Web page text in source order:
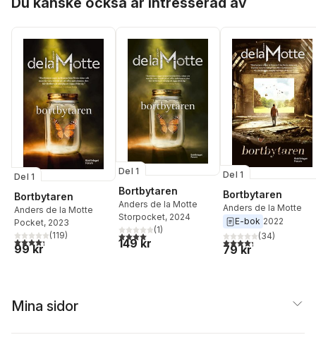
Del 1
Bortbytaren
Anders de la Motte
Pocket, 2023
4,3utav 5 stjärnor. Totalt antal röster:
(119)
99 kr
Del 1
Bortbytaren
Anders de la Motte
Storpocket, 2024
4,0utav 5 stjärnor. Totalt antal röster:
(1)
149 kr
Del 1
Bortbytaren
Anders de la Motte
E-bok 2022
4,3utav 5 stjärnor.
(34)
79 kr
Mina sidor